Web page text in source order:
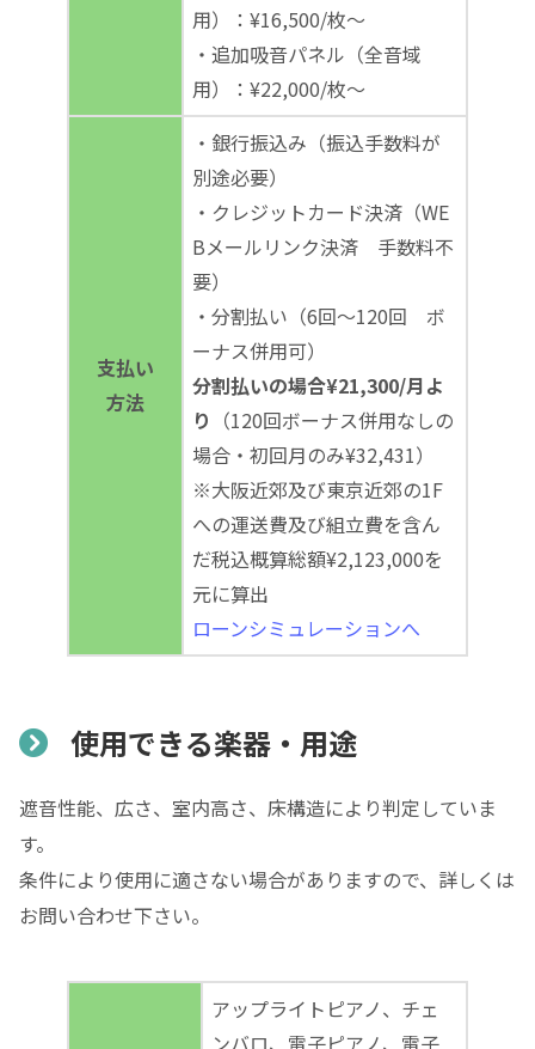
用）：¥16,500/枚～
・追加吸音パネル（全音域
用）：¥22,000/枚～
支払い
方法
・銀行振込み（振込手数料が
別途必要）
・クレジットカード決済（WE
Bメールリンク決済 手数料不
要）
・分割払い（6回～120回 ボ
ーナス併用可）
分割払いの場合¥21,300/月よ
り （120回ボーナス併用なしの
場合・初回月のみ¥32,431）
※大阪近郊及び東京近郊の1F
への運送費及び組立費を含ん
だ税込概算総額¥2,123,000を
元に算出
ローンシミュレーションへ
使用できる楽器・用途
遮音性能、広さ、室内高さ、床構造により判定していま
す。
条件により使用に適さない場合がありますので、詳しくは
お問い合わせ下さい。
アップライトピアノ、チェ
ンバロ、電子ピアノ、電子